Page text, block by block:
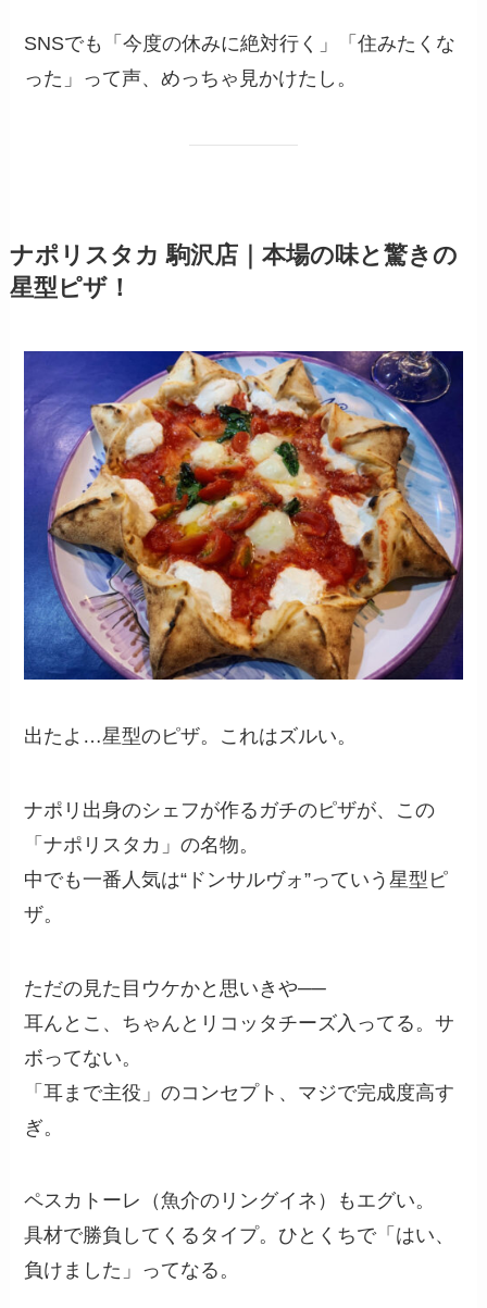
SNSでも「今度の休みに絶対行く」「住みたくな
った」って声、めっちゃ見かけたし。
ナポリスタカ 駒沢店｜本場の味と驚きの
星型ピザ！
出たよ…星型のピザ。これはズルい。
ナポリ出身のシェフが作るガチのピザが、この
「ナポリスタカ」の名物。
中でも一番人気は“ドンサルヴォ”っていう星型ピ
ザ。
ただの見た目ウケかと思いきや──
耳んとこ、ちゃんとリコッタチーズ入ってる。サ
ボってない。
「耳まで主役」のコンセプト、マジで完成度高す
ぎ。
ペスカトーレ（魚介のリングイネ）もエグい。
具材で勝負してくるタイプ。ひとくちで「はい、
負けました」ってなる。